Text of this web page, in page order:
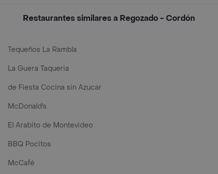
Restaurantes similares a Regozado - Cordón
Tequeños La Rambla
La Guera Taqueria
de Fiesta Cocina sin Azucar
McDonald's
El Arabito de Montevideo
BBQ Pocitos
McCafé